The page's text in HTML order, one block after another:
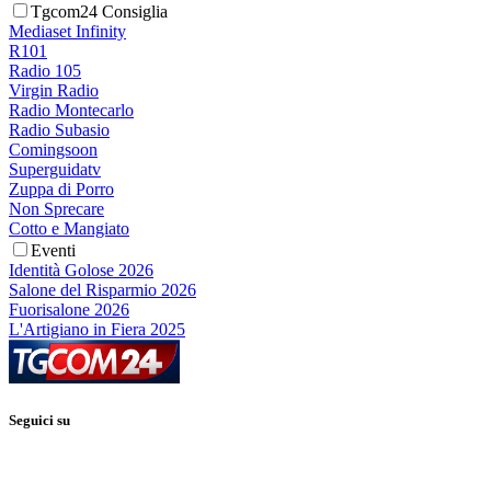
Tgcom24 Consiglia
Mediaset Infinity
R101
Radio 105
Virgin Radio
Radio Montecarlo
Radio Subasio
Comingsoon
Superguidatv
Zuppa di Porro
Non Sprecare
Cotto e Mangiato
Eventi
Identità Golose 2026
Salone del Risparmio 2026
Fuorisalone 2026
L'Artigiano in Fiera 2025
Seguici su